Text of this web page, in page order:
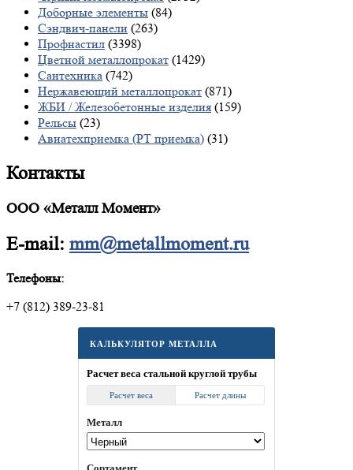
Доборные элементы (84)
Сэндвич-панели (263)
Профнастил (3398)
Цветной металлопрокат (1429)
Сантехника (742)
Нержавеющий металлопрокат (871)
ЖБИ / Железобетонные изделия (159)
Рельсы (23)
Авиатехприемка (РТ приемка) (31)
Контакты
ООО «Металл Момент»
E-mail: mm@metallmoment.ru
Телефоны:
+7 (812) 389-23-81